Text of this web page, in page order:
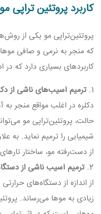
کاربرد پروتئین تراپی مو
پروتئین‌تراپی مو یکی از
که منجر به نرمی و صافی
کاربردهای بسیاری دارد که در
1. ترمیم آسیب‌های ناشی از
دکلره در اغلب مواقع منجر
حالت، پروتئین‌تراپی مو
شیمیایی را ترمیم نماید. به
از دست‌رفته مو، ساختار
2. ترمیم آسیب ناشی از
از اندازه از دستگاه‌های
زیادی به موها می‌رساند.